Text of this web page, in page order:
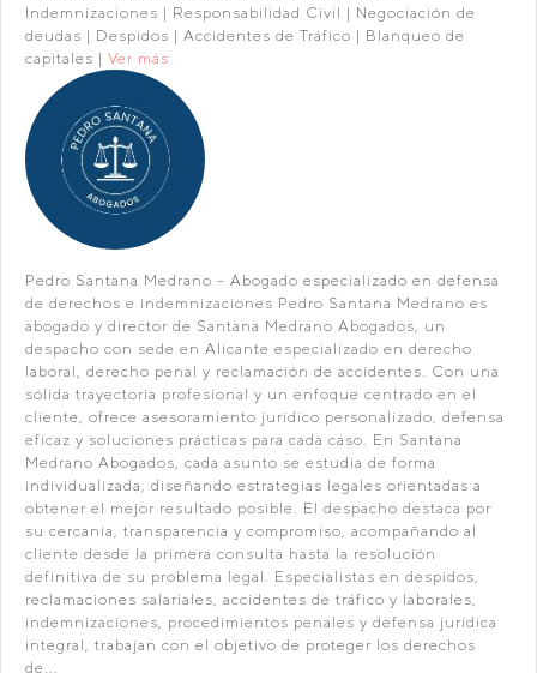
Indemnizaciones | Responsabilidad Civil | Negociación de
deudas | Despidos | Accidentes de Tráfico | Blanqueo de
capitales | Ver más
Pedro Santana Medrano – Abogado especializado en defensa
de derechos e indemnizaciones Pedro Santana Medrano es
abogado y director de Santana Medrano Abogados, un
despacho con sede en Alicante especializado en derecho
laboral, derecho penal y reclamación de accidentes. Con una
sólida trayectoria profesional y un enfoque centrado en el
cliente, ofrece asesoramiento jurídico personalizado, defensa
eficaz y soluciones prácticas para cada caso. En Santana
Medrano Abogados, cada asunto se estudia de forma
individualizada, diseñando estrategias legales orientadas a
obtener el mejor resultado posible. El despacho destaca por
su cercanía, transparencia y compromiso, acompañando al
cliente desde la primera consulta hasta la resolución
definitiva de su problema legal. Especialistas en despidos,
reclamaciones salariales, accidentes de tráfico y laborales,
indemnizaciones, procedimientos penales y defensa jurídica
integral, trabajan con el objetivo de proteger los derechos
de...